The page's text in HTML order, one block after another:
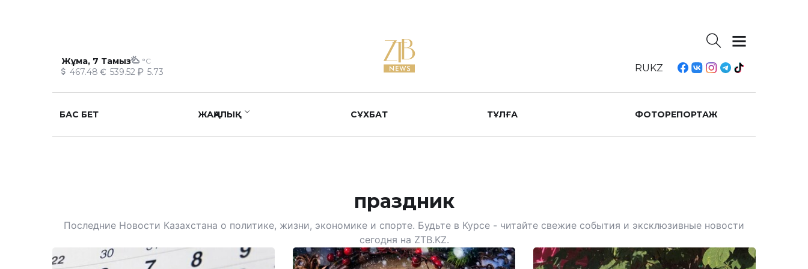
Жұма, 7 Тамыз °C
467.48 539.52 5.73 RUKZ
БАС БЕТ ЖАҢАЛЫҚ СҰХБАТ ТҰЛҒА ФОТОРЕПОРТАЖ
праздник
Последние Новости Казахстана о политике, жизни, экономике и спорте. Будьте в Курсе - читайте свежие события и эксклюзивные новости
сегодня на ZTB.KZ.